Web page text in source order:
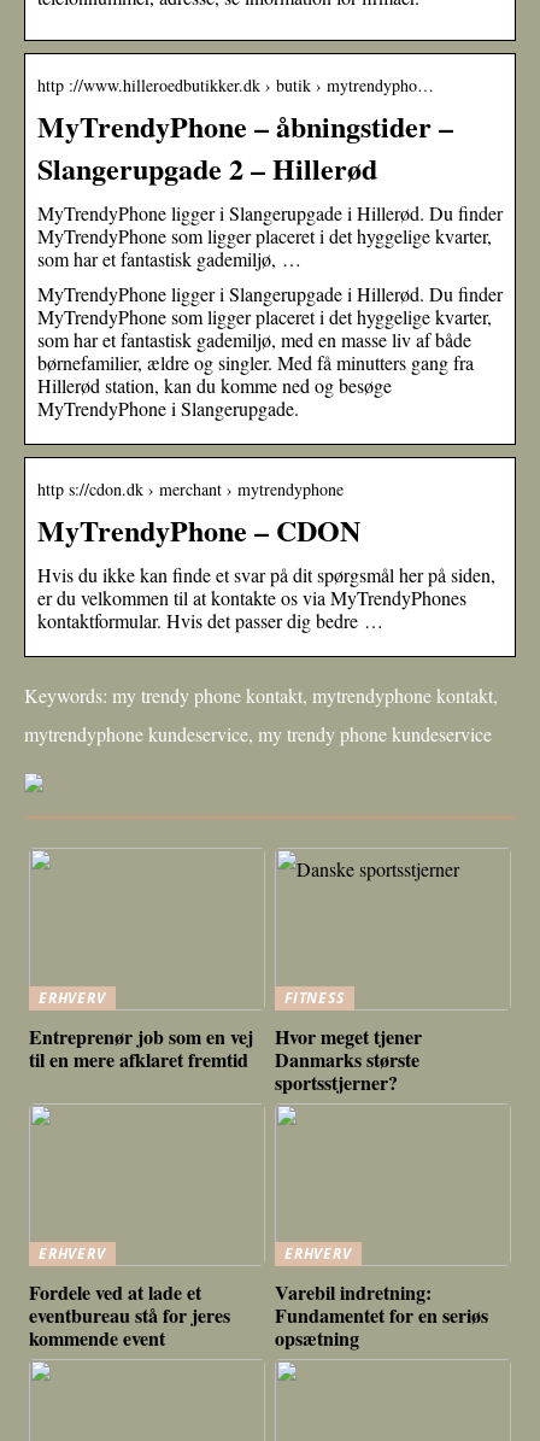
http ://www.hilleroedbutikker.dk › butik › mytrendypho…
MyTrendyPhone – åbningstider –
Slangerupgade 2 – Hillerød
MyTrendyPhone ligger i Slangerupgade i Hillerød. Du finder
MyTrendyPhone som ligger placeret i det hyggelige kvarter,
som har et fantastisk gademiljø, …
MyTrendyPhone ligger i Slangerupgade i Hillerød. Du finder
MyTrendyPhone som ligger placeret i det hyggelige kvarter,
som har et fantastisk gademiljø, med en masse liv af både
børnefamilier, ældre og singler. Med få minutters gang fra
Hillerød station, kan du komme ned og besøge
MyTrendyPhone i Slangerupgade.
http s://cdon.dk › merchant › mytrendyphone
MyTrendyPhone – CDON
Hvis du ikke kan finde et svar på dit spørgsmål her på siden,
er du velkommen til at kontakte os via MyTrendyPhones
kontaktformular. Hvis det passer dig bedre …
Keywords: my trendy phone kontakt, mytrendyphone kontakt,
mytrendyphone kundeservice, my trendy phone kundeservice
ERHVERV
Entreprenør job som en vej
til en mere afklaret fremtid
FITNESS
Hvor meget tjener
Danmarks største
sportsstjerner?
ERHVERV
Fordele ved at lade et
eventbureau stå for jeres
kommende event
ERHVERV
Varebil indretning:
Fundamentet for en seriøs
opsætning